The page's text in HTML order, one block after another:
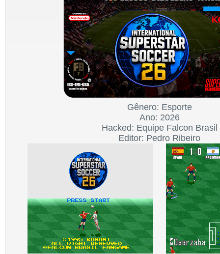
Gênero: Esporte
Ano: 2026
Hacked: Equipe Falcon Brasil
Editor: Pedro Ribeiro